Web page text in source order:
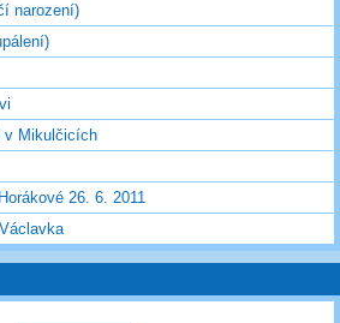
narození)
v Mikulčicích
26. 6. 2011